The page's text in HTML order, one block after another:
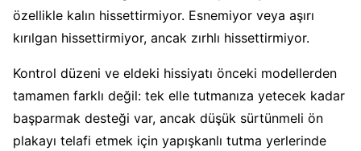
özellikle kalın hissettirmiyor. Esnemiyor veya aşırı
kırılgan hissettirmiyor, ancak zırhlı hissettirmiyor.
Kontrol düzeni ve eldeki hissiyatı önceki modellerden
tamamen farklı değil: tek elle tutmanıza yetecek kadar
başparmak desteği var, ancak düşük sürtünmeli ön
plakayı telafi etmek için yapışkanlı tutma yerlerinde